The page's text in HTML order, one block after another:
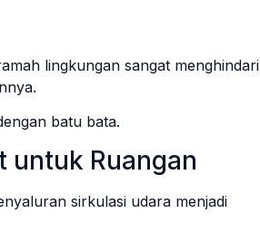
lingkungan sangat menghindari
batu bata.
untuk Ruangan
sirkulasi udara menjadi